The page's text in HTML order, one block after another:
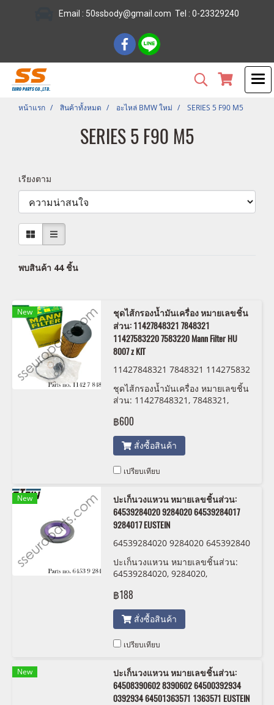
Email : 50ssbody@gmail.com Tel : 0-23329240
หน้าแรก สินค้าทั้งหมด อะไหล่ BMW ใหม่ SERIES 5 F90 M5
SERIES 5 F90 M5
เรียงตาม
พบสินค้า 44 ชิ้น
New
ชุดไส้กรองน้ำมันเครื่อง หมายเลขชิ้น
ส่วน: 11427848321 7848321
11427583220 7583220 Mann Filter HU
8007 z KIT
11427848321 7848321 114275832
20 7583220 Mann Filter HU 8007 z
KIT
ชุดไส้กรองน้ำมันเครื่อง หมายเลขชิ้น
ส่วน: 11427848321, 7848321,
Filter HU 8007 z KIT
฿600
สั่งซื้อสินค้า
เปรียบเทียบ
New
ปะเก็นวงแหวน หมายเลขชิ้นส่วน:
64539284020 9284020 64539284017
9284017 EUSTEIN
64539284020 9284020 645392840
17 9284017 EUSTEIN
ปะเก็นวงแหวน หมายเลขชิ้นส่วน:
64539284020, 9284020,
฿188
สั่งซื้อสินค้า
เปรียบเทียบ
New
ปะเก็นวงแหวน หมายเลขชิ้นส่วน:
64508390602 8390602 64500392934
0392934 64501363571 1363571 EUSTEIN